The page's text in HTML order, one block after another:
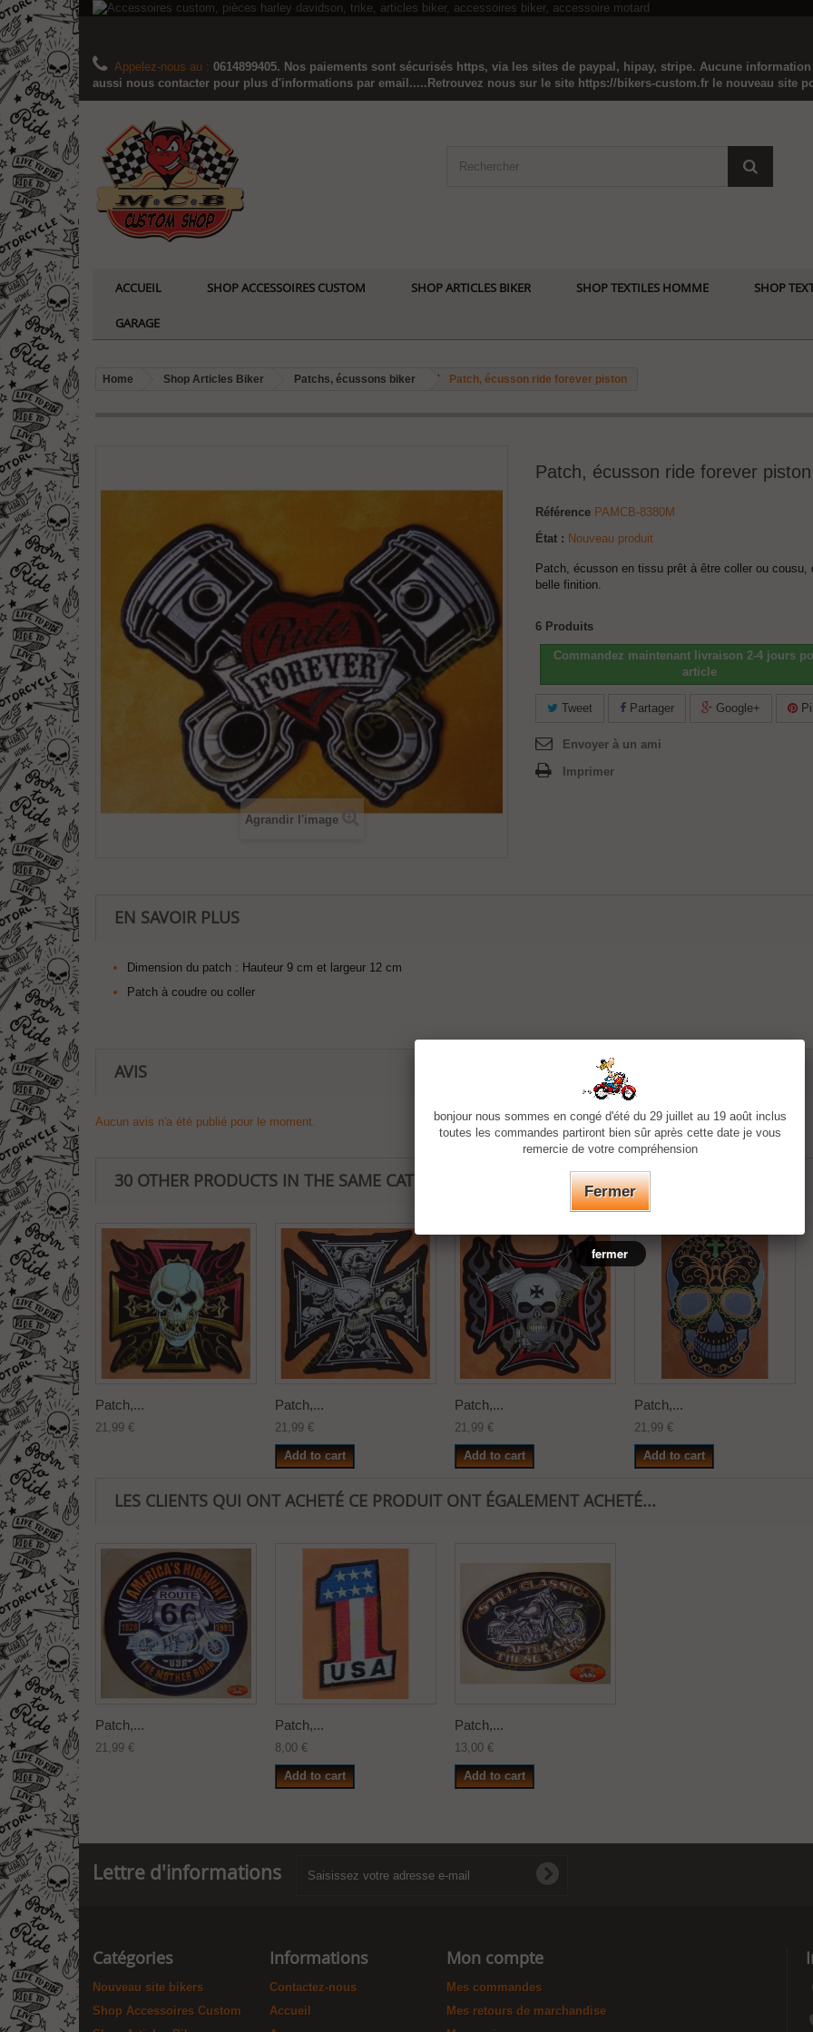
Appelez-nous au : 0614899405. Nos paiements sont sécurisés https, via les sites de paypal, hipay, stripe. Aucune
aussi nous contacter pour plus d'informations par email.....Retrouvez nous sur le site https://bikers-custom.fr le nouveau site
ACCUEIL SHOP ACCESSOIRES CUSTOM SHOP ARTICLES BIKER SHOP TEXTILES HOMME SHOP
GARAGE
Home Shop Articles Biker Patchs, écussons biker Patch, écusson ride forever piston
Agrandir l'image
Patch, écusson ride forever piston
Référence PAMCB-8380M
État : Nouveau produit
Patch, écusson en tissu prêt à être coller ou cousu,
belle finition.
6 Produits
Commandez maintenant livraison 2-4 jours
article
Tweet Partager Google+
Envoyer à un ami
Imprimer
EN SAVOIR PLUS
Dimension du patch : Hauteur 9 cm et largeur 12 cm
Patch à coudre ou coller
AVIS
Aucun avis n'a été publié pour le moment.
30 OTHER PRODUCTS IN THE SAME CATEGORY:
Patch,...
21,99 €
Patch,...
21,99 €
Add to cart
Patch,...
21,99 €
Add to cart
Patch,...
21,99 €
Add to cart
LES CLIENTS QUI ONT ACHETÉ CE PRODUIT ONT ÉGALEMENT ACHETÉ...
Patch,...
21,99 €
Patch,...
8,00 €
Add to cart
Patch,...
13,00 €
Add to cart
Lettre d'informations
Catégories
Nouveau site bikers
Shop Accessoires Custom
Informations
Contactez-nous
Accueil
Mon compte
Mes commandes
Mes retours de marchandise
bonjour nous sommes en congé d'été du 29 juillet au 19 août inclus
toutes les commandes partiront bien sûr après cette date je vous
remercie de votre compréhension
Fermer
fermer